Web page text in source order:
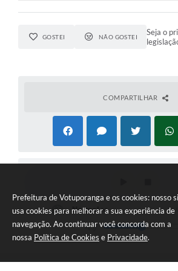
Prefeitura de Votuporanga e os cookies: nosso
usa cookies para melhorar a sua experiência de
navegação. Ao continuar você concorda com a
nossa Política de Cookies e Privacidade.
GOSTEI NÃO GOSTEI
Seja o
COMPARTILHAR